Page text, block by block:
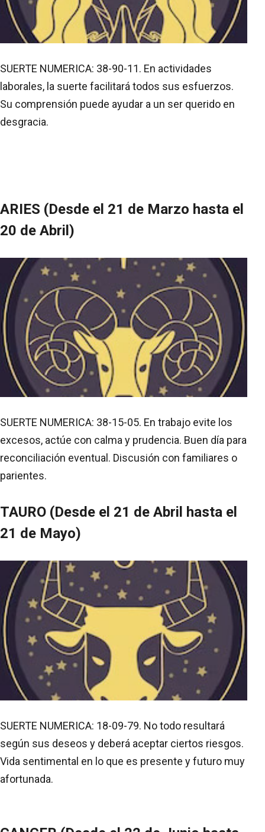
SUERTE NUMERICA: 38-90-11. En actividades
laborales, la suerte facilitará todos sus esfuerzos.
Su comprensión puede ayudar a un ser querido en
desgracia.
ARIES (Desde el 21 de Marzo hasta el
20 de Abril)
SUERTE NUMERICA: 38-15-05. En trabajo evite los
excesos, actúe con calma y prudencia. Buen día para
reconciliación eventual. Discusión con familiares o
parientes.
TAURO (Desde el 21 de Abril hasta el
21 de Mayo)
SUERTE NUMERICA: 18-09-79. No todo resultará
según sus deseos y deberá aceptar ciertos riesgos.
Vida sentimental en lo que es presente y futuro muy
afortunada.